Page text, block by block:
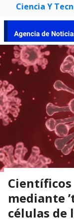
Ciencia Y
mediante
células de